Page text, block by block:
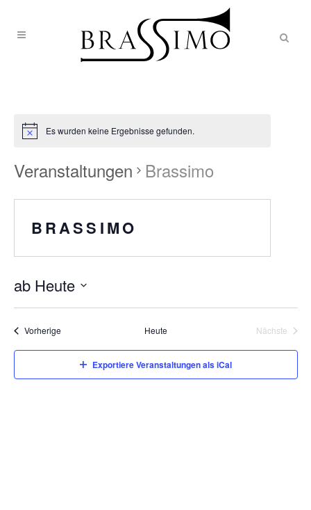
Es wurden keine Ergebnisse gefunden.
Veranstaltungen Brassimo
BRASSIMO
ab Heute
Datum
VorherigeVeranstaltungen Heute
Nächste
Exportiere Veranstaltungen als iCal